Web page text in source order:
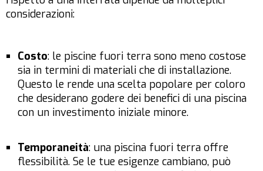
considerazioni:
Costo: le piscine fuori terra sono meno costose
sia in termini di materiali che di installazione.
Questo le rende una scelta popolare per coloro
che desiderano godere dei benefici di una piscina
con un investimento iniziale minore.
Temporaneità: una piscina fuori terra offre
flessibilità. Se le tue esigenze cambiano, può